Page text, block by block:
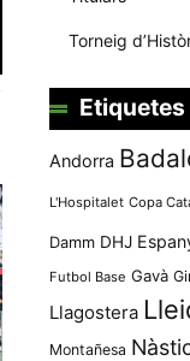
Torneig
Andorra
L'Hospitalet Copa
Damm DHJ
Futbol Base Gavà
Llagostera
Montañesa